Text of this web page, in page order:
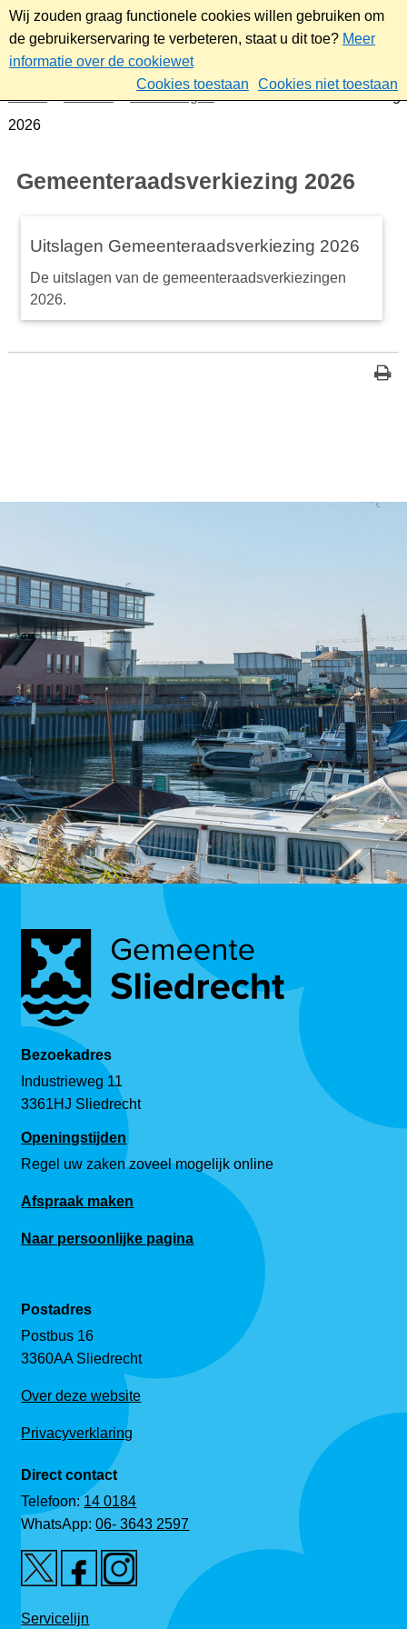
Wij zouden graag functionele cookies willen gebruiken om
de gebruikerservaring te verbeteren, staat u dit toe? Meer
informatie over de cookiewet
Cookies toestaan
Cookies niet toestaan
Verkiezingen
Gemeenteraadsverkiezing
2026
Gemeenteraadsverkiezing 2026
Uitslagen Gemeenteraadsverkiezing 2026
De uitslagen van de gemeenteraadsverkiezingen
2026.
Bezoekadres
Industrieweg 11
3361HJ Sliedrecht
Openingstijden
Regel uw zaken zoveel mogelijk online
Afspraak maken
Naar persoonlijke pagina
Postadres
Postbus 16
3360AA Sliedrecht
Over deze website
Privacyverklaring
Direct contact
Telefoon:14 0184
WhatsApp:06- 3643 2597
Servicelijn